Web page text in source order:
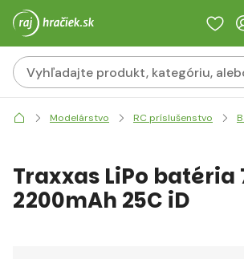
Modelárstvo RC príslušenstvo
Traxxas LiPo batéria
2200mAh 25C iD